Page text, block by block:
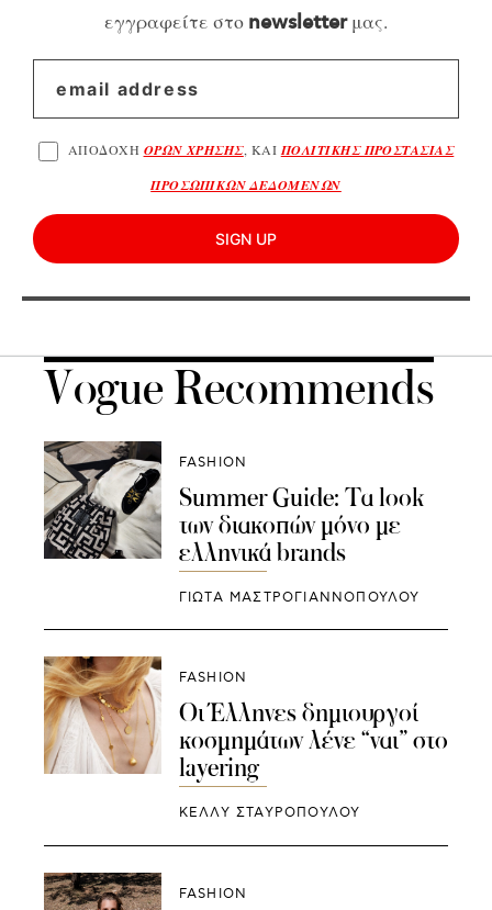
εγγραφείτε στο newsletterμας.
ΑΠΟΔΟΧΗ ΟΡΩΝ ΧΡΗΣΗΣ, ΚΑΙ ΠΟΛΙΤΙΚΗΣ ΠΡΟΣΤΑΣΙΑΣ
ΠΡΟΣΩΠΙΚΩΝ ΔΕΔΟΜΕΝΩΝ
SIGN UP
Vogue Recommends
FASHION
Summer Guide: Τα look
των διακοπών μόνο με
ελληνικά brands
ΓΙΩΤΑ ΜΑΣΤΡΟΓΙΑΝΝΟΠΟΥΛΟΥ
FASHION
Οι Έλληνες δημιουργοί
κοσμημάτων λένε “ναι” στο
layering
ΚΕΛΛΥ ΣΤΑΥΡΟΠΟΥΛΟΥ
FASHION